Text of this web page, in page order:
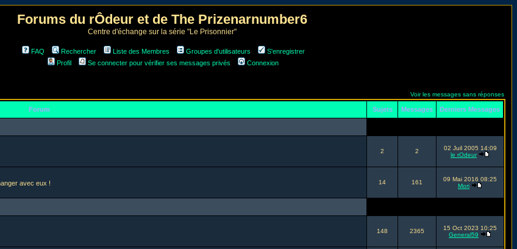
Forums du rÔdeur et de The Prizenarnumber6
Centre d'échange sur la série "Le Prisonnier"
FAQ Rechercher Liste des Membres Groupes d'utilisateurs
S'enregistrer
Profil
Se connecter pour vérifier ses messages privés Connexion
Voir les messages sans réponses
Forum Sujets Messages Derniers Messages
2 2
02 Juil 2005 14:09
le rOdeur
avec eux ! 14 161
09 Mai 2016 08:25
Mori
148 2365
15 Oct 2023 10:25
General59